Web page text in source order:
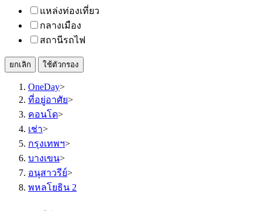
แหล่งท่องเที่ยว
กลางเมือง
สถานีรถไฟ
ยกเลิก ใช้ตัวกรอง
OneDay>
ที่อยู่อาศัย>
คอนโด>
เช่า>
กรุงเทพฯ>
บางเขน>
อนุสาวรีย์>
พหลโยธิน 2